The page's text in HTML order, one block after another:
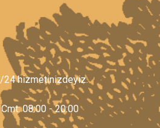
24 hizmetinizdeyiz.
08:00 - 20:00